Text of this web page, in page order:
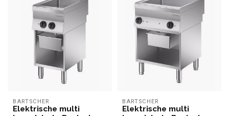
BARTSCHER
Elektrische multi
BARTSCHER
Elektrische multi